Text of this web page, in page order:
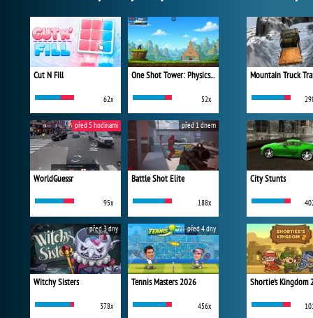
Cut N Fill
62x
One Shot Tower: Physics Destroyer
52x
WorldGuessr
95x
před 5 hodinami
Battle Shot Elite
188x
před 1 dnem
Witchy Sisters
378x
před 3 dny
Tennis Masters 2026
456x
před 4 dny
Mountain Truck
City Stunts
Shortie's Kingdom